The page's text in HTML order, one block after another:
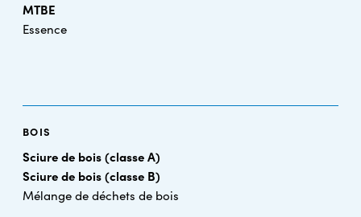
MTBE
Essence
BOIS
Sciure de bois (classe A)
Sciure de bois (classe B)
Mélange de déchets de bois